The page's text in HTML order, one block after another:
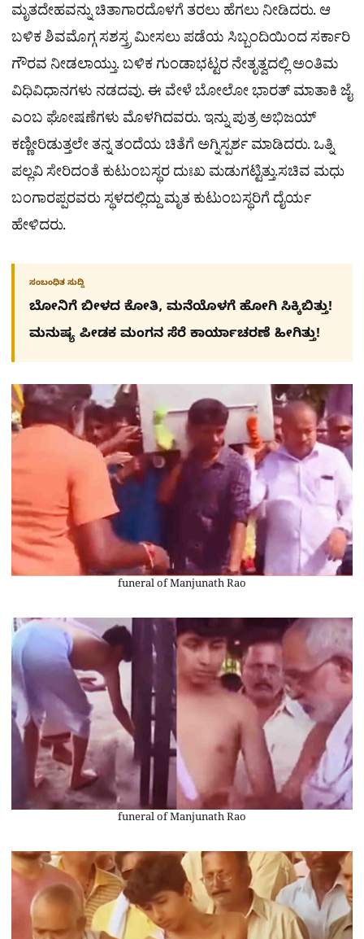
ಮೃತದೇಹವನ್ನು ಚಿತಾಗಾರದೊಳಗೆ ತರಲು ಹೆಗಲು ನೀಡಿದರು. ಆ
ಬಳಿಕ ಶಿವಮೊಗ್ಗ ಸಶಸ್ತ್ರ ಮೀಸಲು ಪಡೆಯ ಸಿಬ್ಬಂದಿಯಿಂದ ಸರ್ಕಾರಿ
ಗೌರವ ನೀಡಲಾಯ್ತು. ಬಳಿಕ ಗುಂಡಾಭಟ್ಟರ ನೇತೃತ್ವದಲ್ಲಿ ಅಂತಿಮ
ವಿಧಿವಿಧಾನಗಳು ನಡದವು. ಈ ವೇಳೆ ಬೋಲೋ ಭಾರತ್ ಮಾತಾಕಿ ಜೈ
ಎಂಬ ಘೋಷಣೆಗಳು ಮೊಳಗಿದವರು. ಇನ್ನು ಪುತ್ರ ಅಭಿಜಯ್​
ಕಣ್ಣೀರಿಡುತ್ತಲೇ ತನ್ನ ತಂದೆಯ ಚಿತೆಗೆ ಅಗ್ನಿಸ್ಪರ್ಶ ಮಾಡಿದರು. ಒತ್ನಿ
ಪಲ್ಲವಿ ಸೇರಿದಂತೆ ಕುಟುಂಬಸ್ಥರ ದುಃಖ ಮಡುಗಟ್ಟಿತ್ತು.ಸಚಿವ ಮಧು
ಬಂಗಾರಪ್ಪರವರು ಸ್ಥಳದಲ್ಲಿದ್ದು ಮೃತ ಕುಟುಂಬಸ್ಥರಿಗೆ ದೈರ್ಯ
ಹೇಳಿದರು.
ಸಂಬಂಧಿತ ಸುದ್ದಿ
ಬೋನಿಗೆ ಬೀಳದ ಕೋತಿ, ಮನೆಯೊಳಗೆ ಹೋಗಿ ಸಿಕ್ಕಿಬಿತ್ತು!
ಮನುಷ್ಯ ಪೀಡಕ ಮಂಗನ ಸೆರೆ ಕಾರ್ಯಾಚರಣೆ ಹೀಗಿತ್ತು!
funeral of Manjunath Rao
funeral of Manjunath Rao